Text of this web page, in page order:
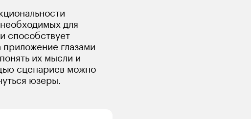
для
способствует
глазами
их мысли и
сценариев можно
юзеры.